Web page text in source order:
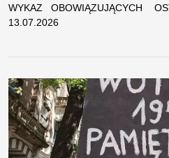
WYKAZ OBOWIĄZUJĄCYCH
13.07.2026